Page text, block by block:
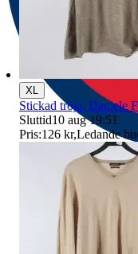
XL
Stickad tröja, Daniele
Sluttid10 aug 19:51 .
Pris:126 kr,Ledande